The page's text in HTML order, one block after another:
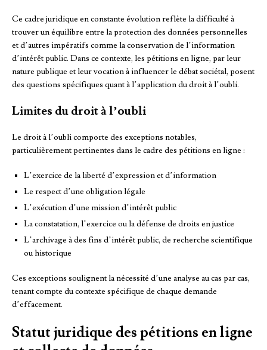
Ce cadre juridique en constante évolution reflète la difficulté à
trouver un équilibre entre la protection des données personnelles
et d’autres impératifs comme la conservation de l’information
d’intérêt public. Dans ce contexte, les pétitions en ligne, par leur
nature publique et leur vocation à influencer le débat sociétal, posent
des questions spécifiques quant à l’application du droit à l’oubli.
Limites du droit à l’oubli
Le droit à l’oubli comporte des exceptions notables,
particulièrement pertinentes dans le cadre des pétitions en ligne :
L’exercice de la liberté d’expression et d’information
Le respect d’une obligation légale
L’exécution d’une mission d’intérêt public
La constatation, l’exercice ou la défense de droits en justice
L’archivage à des fins d’intérêt public, de recherche scientifique
ou historique
Ces exceptions soulignent la nécessité d’une analyse au cas par cas,
tenant compte du contexte spécifique de chaque demande
d’effacement.
Statut juridique des pétitions en ligne